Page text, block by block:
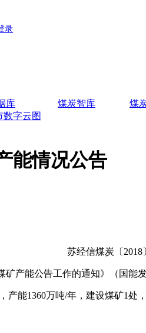
库 煤炭智库 煤
数字云图
能情况公告
苏经信煤炭〔2018
能公告工作的通知》（国能
1360万吨/年，建设煤矿1处